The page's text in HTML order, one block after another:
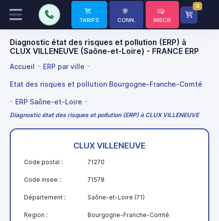
TARIFS CONN. INSCR
0
Diagnostic état des risques et pollution (ERP) à
CLUX VILLENEUVE (Saône-et-Loire) - FRANCE ERP
Accueil ERP par ville
Etat des risques et pollution Bourgogne-Franche-Comté
ERP Saône-et-Loire
Diagnostic état des risques et pollution (ERP) à CLUX VILLENEUVE
CLUX VILLENEUVE
Code postal : 71270
Code insee : 71578
Département : Saône-et-Loire (71)
Region : Bourgogne-Franche-Comté